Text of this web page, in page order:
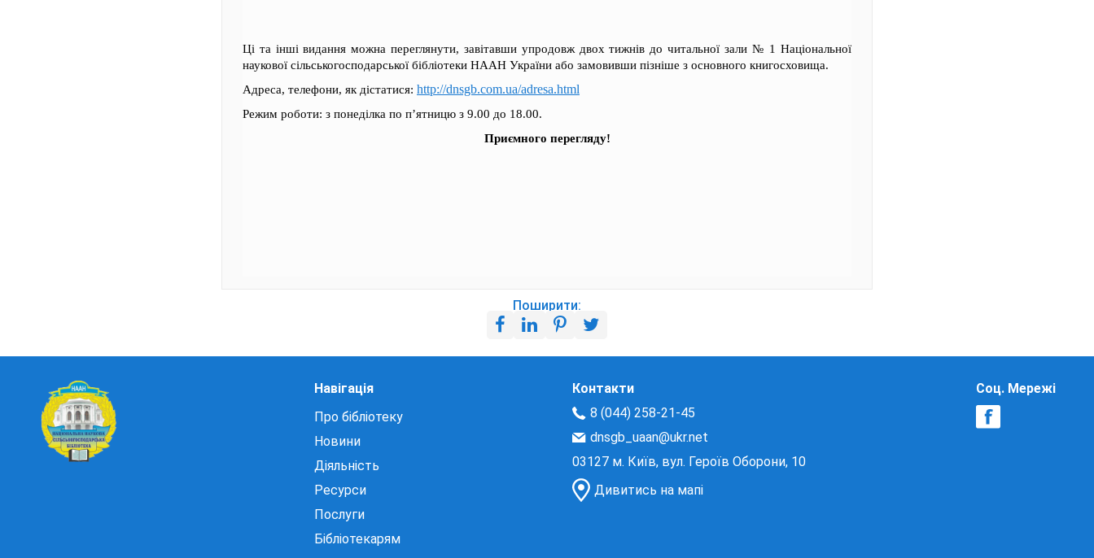
Ці та інші видання можна переглянути, завітавши упродовж двох тижнів до читальної зали № 1 Національної
наукової сільськогосподарської бібліотеки НААН України або замовивши пізніше з основного книгосховища.
Адреса, телефони, як дістатися: http://dnsgb.com.ua/adresa.html
Режим роботи: з понеділка по п’ятницю з 9.00 до 18.00.
Приємного перегляду!
Поширити:
Навігація
Про бібліотеку
Новини
Діяльність
Ресурси
Послуги
Бібліотекарям
Контакти
8 (044) 258-21-45
dnsgb_uaan@ukr.net
03127 м. Київ, вул. Героїв Оборони, 10
Дивитись на мапі
Соц. Мережі